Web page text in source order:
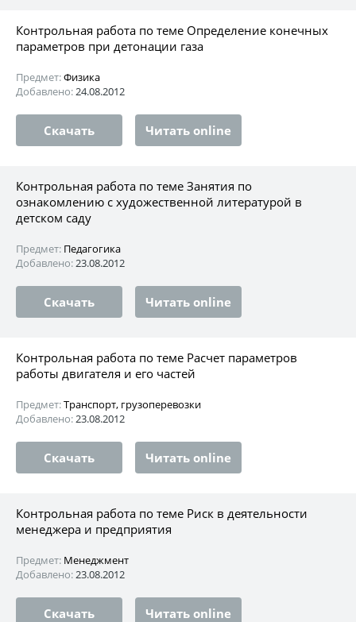
Контрольная работа по теме Определение конечных
параметров при детонации газа
Предмет:Физика
Добавлено:24.08.2012
Скачать Читать online
Контрольная работа по теме Занятия по
ознакомлению с художественной литературой в
детском саду
Предмет: Педагогика
Добавлено:23.08.2012
Скачать Читать online
Контрольная работа по теме Расчет параметров
работы двигателя и его частей
Предмет:Транспорт, грузоперевозки
Добавлено:23.08.2012
Скачать Читать online
Контрольная работа по теме Риск в деятельности
менеджера и предприятия
Предмет: Менеджмент
Добавлено:23.08.2012
Скачать Читать online